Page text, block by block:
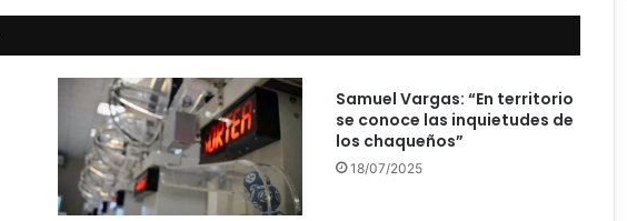
Samuel Vargas: “En territorio
se conoce las inquietudes de
los chaqueños”
18/07/2025